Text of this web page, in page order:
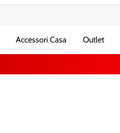
Accessori Casa Outlet